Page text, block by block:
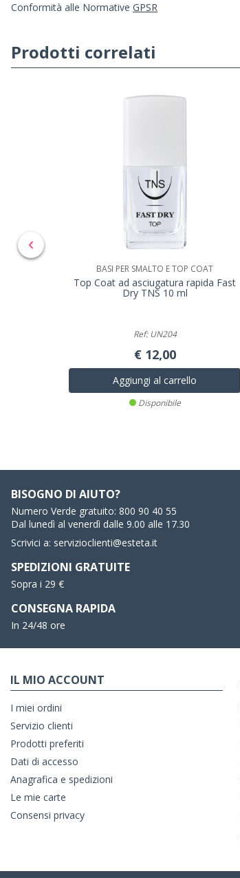
Conformità alle Normative GPSR
Prodotti correlati
BASI PER SMALTO E TOP COAT
Top Coat ad asciugatura rapida Fast
Dry TNS 10 ml
Ref: UN204
€ 12,00
Aggiungi al carrello
Disponibile
‹
BISOGNO DI AIUTO?
Numero Verde gratuito: 800 90 40 55
Dal lunedì al venerdì dalle 9.00 alle 17.30
Scrivici a: servizioclienti@esteta.it
SPEDIZIONI GRATUITE
Sopra i 29 €
CONSEGNA RAPIDA
In 24/48 ore
IL MIO ACCOUNT
I miei ordini
Servizio clienti
Prodotti preferiti
Dati di accesso
Anagrafica e spedizioni
Le mie carte
Consensi privacy